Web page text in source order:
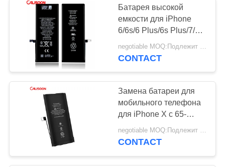
Батарея высокой
емкости для iPhone
6/6s/6 Plus/6s Plus/7/7
negotiable MOQ:Подлежит обсуждению
CONTACT
Замена батареи для
мобильного телефона
для iPhone X с 65-
часовым
воспроизведением
negotiable MOQ:Подлежит обсуждению
CONTACT